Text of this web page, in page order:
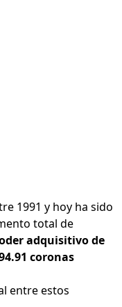
1991 y hoy ha sido
total de
adquisitivo de
coronas
entre estos